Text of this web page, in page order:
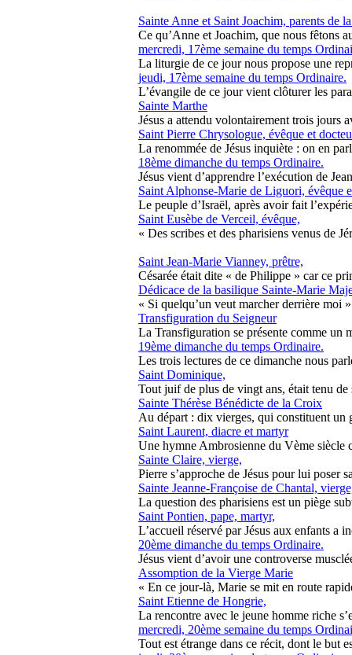
Sainte Anne et Saint Joachim, parents de
Ce qu’Anne et Joachim, que nous fêtons
mercredi, 17ème semaine du temps
La liturgie de ce jour nous propose une
jeudi, 17ème semaine du temps Ordinaire.
L’évangile de ce jour vient clôturer les
Sainte Marthe
Jésus a attendu volontairement trois jours
Saint Pierre Chrysologue, évêque et
La renommée de Jésus inquiète : on en
18ème dimanche du temps Ordinaire.
Jésus vient d’apprendre l’exécution de
Saint Alphonse-Marie de Liguori, évêque
Le peuple d’Israël, après avoir fait
Saint Eusèbe de Verceil, évêque,
« Des scribes et des pharisiens venus de
Saint Jean-Marie Vianney, prêtre,
Césarée était dite « de Philippe » car ce
Dédicace de la basilique Sainte-Marie
« Si quelqu’un veut marcher derrière moi
Transfiguration du Seigneur
La Transfiguration se présente comme un
19ème dimanche du temps Ordinaire.
Les trois lectures de ce dimanche nous
Saint Dominique,
Tout juif de plus de vingt ans, était tenu de
Sainte Thérèse Bénédicte de la Croix
Au départ : dix vierges, qui constituent un
Saint Laurent, diacre et martyr
Une hymne Ambrosienne du Vème siècle
Sainte Claire, vierge,
Pierre s’approche de Jésus pour lui poser
Sainte Jeanne-Françoise de Chantal,
La question des pharisiens est un piège
Saint Pontien, pape, martyr,
L’accueil réservé par Jésus aux enfants a
20ème dimanche du temps Ordinaire.
Jésus vient d’avoir une controverse
Assomption de la Vierge Marie
« En ce jour-là, Marie se mit en route
Saint Etienne de Hongrie,
La rencontre avec le jeune homme riche
mercredi, 20ème semaine du temps
Tout est étrange dans ce récit, dont le but